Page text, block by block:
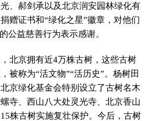
、郝剑承以及北京润安园林绿化有
赠证书和“绿化之星”徽章，对他们
公益慈善行为表示感谢。
京拥有近4万株古树，这些古树
被称为“活文物”“活历史”。杨树田
京绿化基金会特别设立了古树名木
寺、西山八大处灵光寺、北京香山
株古树实施复壮保护。今后，古树